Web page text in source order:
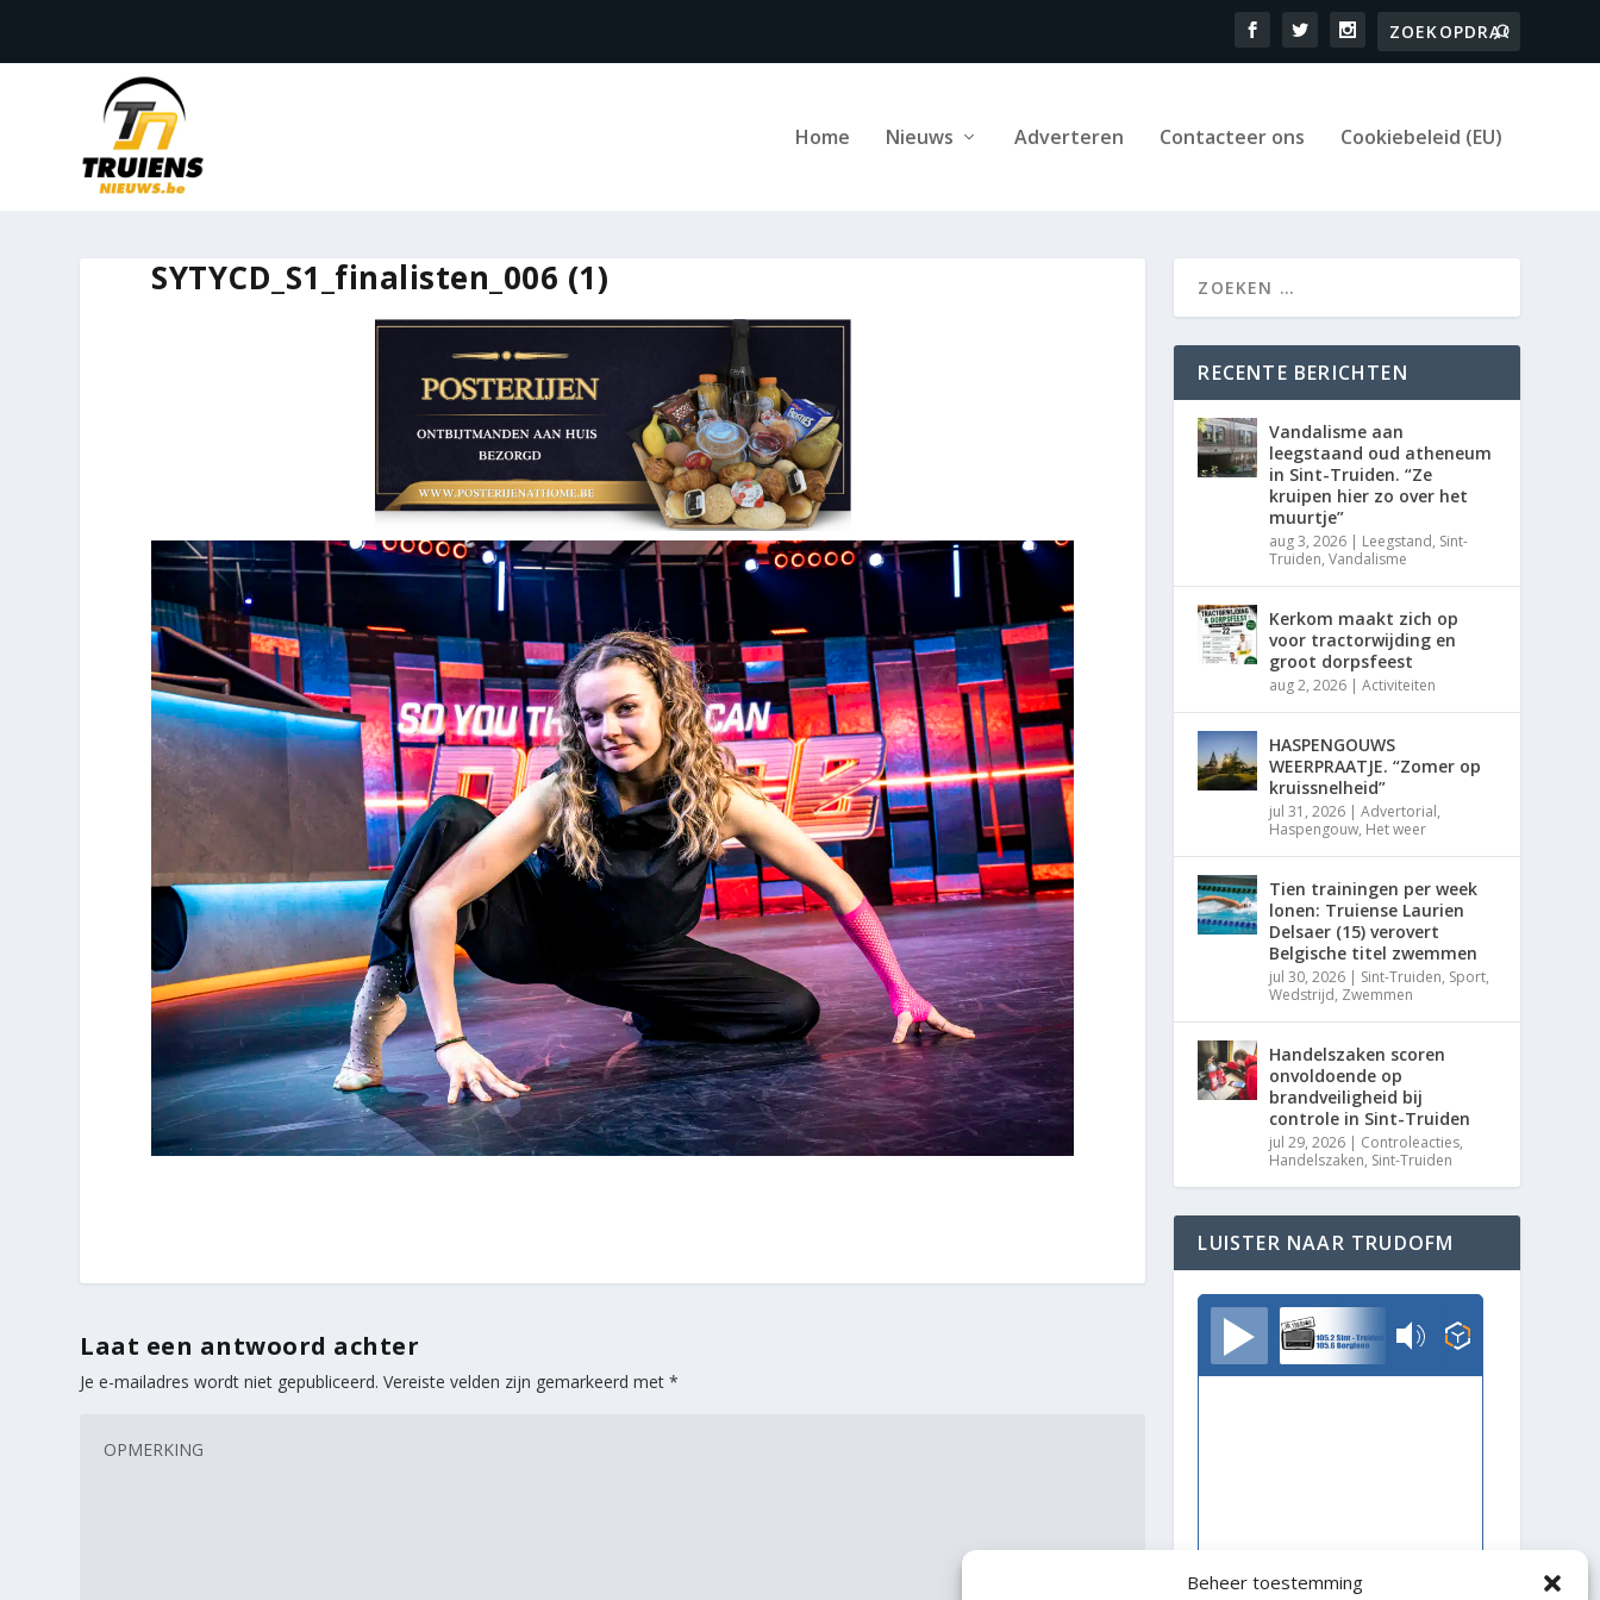
Beheer toestemming
Home Nieuws Adverteren Contacteer ons Cookiebeleid (EU)
SYTYCD_S1_finalisten_006 (1)
Laat een antwoord achter
Je e-mailadres wordt niet gepubliceerd. Vereiste velden zijn gemarkeerd met*
RECENTE BERICHTEN
Vandalisme aan
leegstaand oud atheneum
in Sint-Truiden. “Ze
kruipen hier zo over het
muurtje”
aug 3, 2026 | Leegstand, Sint-
Truiden,Vandalisme
Kerkom maakt zich op
voor tractorwijding en
groot dorpsfeest
aug 2, 2026 |Activiteiten
HASPENGOUWS
WEERPRAATJE. “Zomer op
kruissnelheid”
jul 31, 2026 |Advertorial,
Haspengouw, Het weer
Tien trainingen per week
lonen: Truiense Laurien
Delsaer (15) verovert
Belgische titel zwemmen
jul 30, 2026 | Sint-Truiden, Sport,
Wedstrijd, Zwemmen
Handelszaken scoren
onvoldoende op
brandveiligheid bij
controle in Sint-Truiden
jul 29, 2026 | Controleacties,
Handelszaken, Sint-Truiden
LUISTER NAAR TRUDOFM
TrudoFM